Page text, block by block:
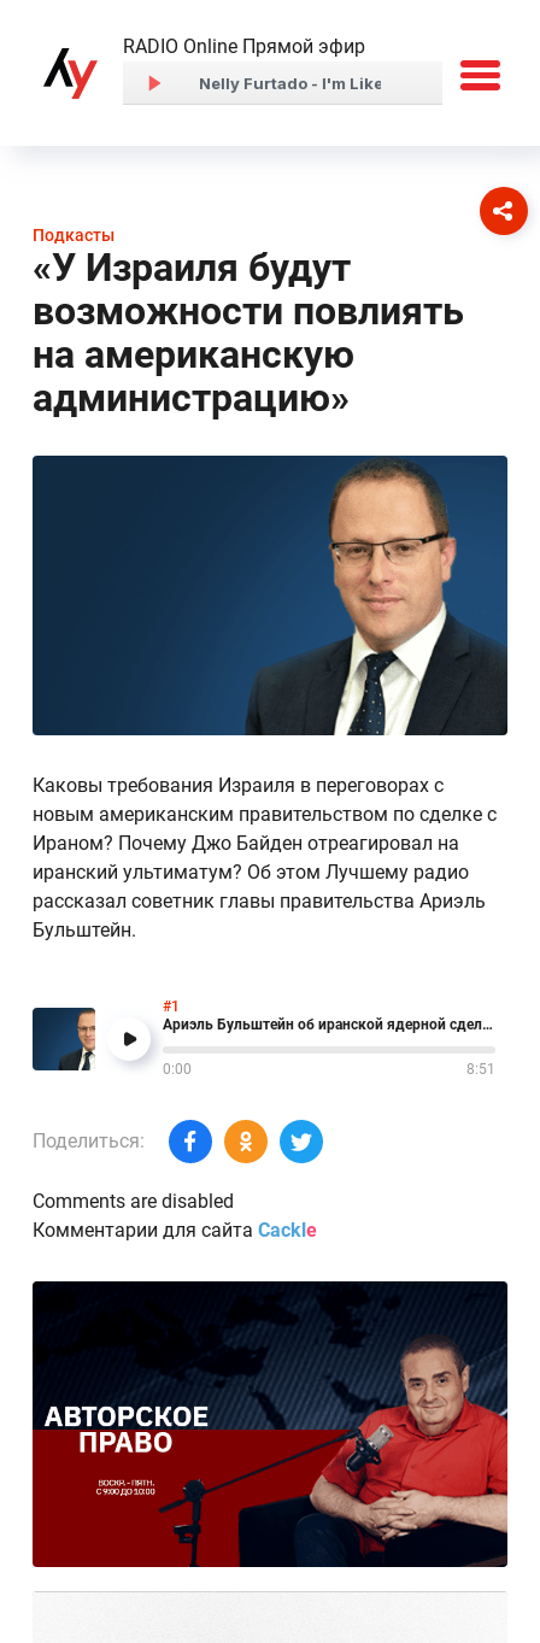
RADIO Online Прямой эфир
Подкасты
«У Израиля будут
возможности повлиять
на американскую
администрацию»
Каковы требования Израиля в переговорах с
новым американским правительством по сделке с
Ираном? Почему Джо Байден отреагировал на
иранский ультиматум? Об этом Лучшему радио
рассказал советник главы правительства Ариэль
Бульштейн.
#1
Ариэль Бульштейн об иранской ядерной сделке
0:00 8:51
Поделиться:
Comments are disabled
Комментарии для сайта Cackl e